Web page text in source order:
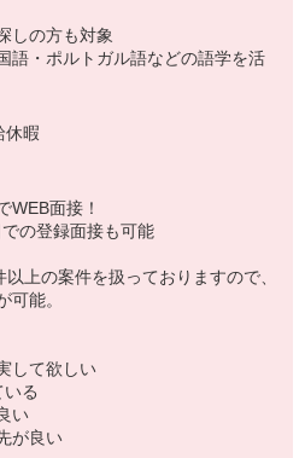
しの方も対象
語・ポルトガル語などの語学を活
休暇
WEB面接！
の登録面接も可能
上の案件を扱っておりますので、
可能。
して欲しい
いる
い
が良い